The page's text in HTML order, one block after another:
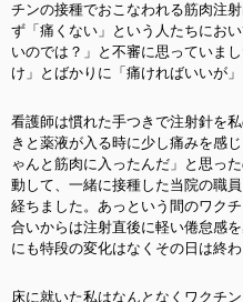
チンの接種でおこなわれる筋肉注
ず「痛くない」という人たちにお
いのでは？」と不審に思っていま
け」とばかりに「痛ければいいが
看護師は慣れた手つきで注射針を
きと薬液が入る時に少し痛みを感
ゃんと筋肉に入ったんだ」と思っ
動して、一緒に接種した当院の職
経ちました。あっという間のワク
合いからは注射直後に軽い倦怠感
にも特段の変化はなくその日は終わ
床に就いた私はなんとなくワクチ